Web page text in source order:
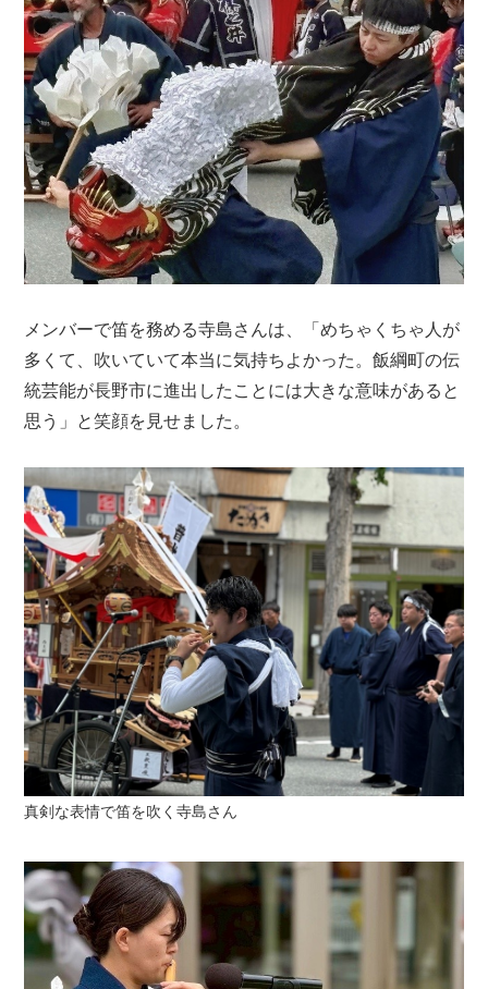
メンバーで笛を務める寺島さんは、「めちゃくちゃ人が
多くて、吹いていて本当に気持ちよかった。飯綱町の伝
統芸能が長野市に進出したことには大きな意味があると
思う」と笑顔を見せました。
真剣な表情で笛を吹く寺島さん